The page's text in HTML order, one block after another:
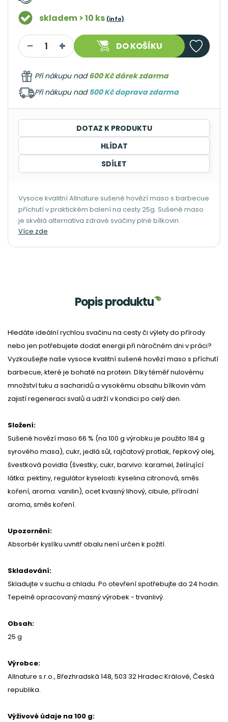
skladem > 10 ks (info)
DO KOŠÍKU
Při nákupu nad600 Kč dárek zdarma
Při nákupu nad 500 Kč doprava zdarma
DOTAZ K PRODUKTU
HLÍDAT
SDÍLET
Vysoce kvalitní Allnature sušené hovězí maso s barbecue
příchutí v praktickém balení na cesty 25g. Sušené maso
je skvělá alternativa zdravé svačiny plné bílkovin.
Více zde
Popis produktu
Hledáte ideální rychlou svačinu na cesty či výlety do přírody
nebo jen potřebujete dodat energii při náročném dni v práci?
Vyzkoušejte naše vysoce kvalitní sušené hovězí maso s příchutí
barbecue, které je bohaté na protein. Díky téměř nulovému
množství tuku a sacharidů a vysokému obsahu bílkovin vám
zajistí regeneraci svalů a udrží v kondici po celý den.
Složení:
Sušené hovězí maso 66 % (na 100 g výrobku je použito 184 g
syrového masa), cukr, jedlá sůl, rajčatový protlak, řepkový olej,
švestková povidla (švestky, cukr, barvivo: karamel, želírující
látka: pektiny, regulátor kyselosti: kyselina citronová, směs
koření, aroma: vanilin), ocet kvasný lihový, cibule, přírodní
aroma, směs koření.
Upozornění:
Absorbér kyslíku uvnitř obalu není určen k požití.
Skladování:
Skladujte v suchu a chladu. Po otevření spotřebujte do 24 hodin.
Tepelně opracovaný masný výrobek - trvanlivý.
Obsah:
25 g
Výrobce:
Allnature s.r.o., Březhradská 148, 503 32 Hradec Králové, Česká
republika.
Výživové údaje na 100 g: